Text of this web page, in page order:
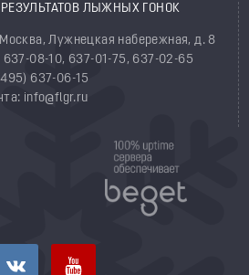
РЕЗУЛЬТАТОВ ЛЫЖНЫХ ГОНОК
Лужнецкая набережная, д. 8
637-08-10, 637-01-75, 637-02-65
637-06-15
info@flgr.ru